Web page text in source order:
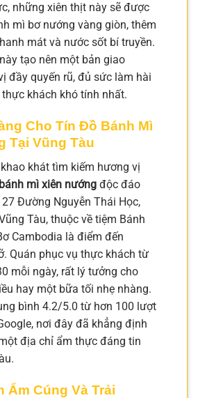
những xiên thịt này sẽ được
mì bơ nướng vàng giòn, thêm
mát và nước sốt bí truyền.
tạo nên một bản giao
đầy quyến rũ, đủ sức làm hài
khách khó tính nhất.
Cho Tín Đồ Bánh Mì
Tại Vũng Tàu
khát tìm kiếm hương vị
bánh mì xiên nướng độc đáo
Đường Nguyễn Thái Học,
Tàu, thuộc về tiệm Bánh
Cambodia là điểm đến
Quán phục vụ thực khách từ
mỗi ngày, rất lý tưởng cho
hay một bữa tối nhẹ nhàng.
bình 4.2/5.0 từ hơn 100 lượt
nơi đây đã khẳng định
địa chỉ ẩm thực đáng tin
Ấm Cúng Và Trải